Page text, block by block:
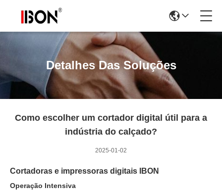
Detalhes Das Soluções
Como escolher um cortador digital útil para a
indústria do calçado?
2025-01-02
Cortadoras e impressoras digitais IBON
Operação Intensiva